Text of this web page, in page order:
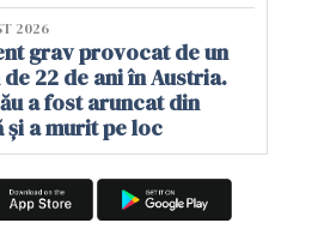
2026
grav provocat de un
22 de ani în Austria.
a fost aruncat din
și a murit pe loc